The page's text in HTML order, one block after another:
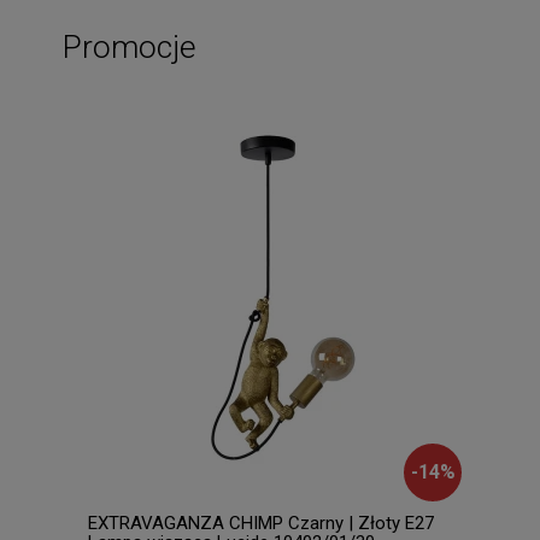
Promocje
-14%
EXTRAVAGANZA CHIMP Czarny | Złoty E27